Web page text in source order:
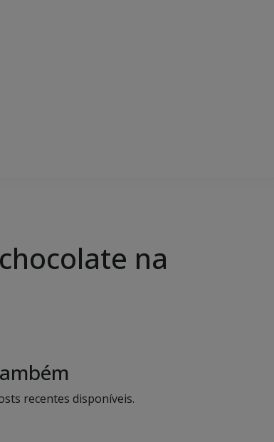
na
recentes disponíveis.